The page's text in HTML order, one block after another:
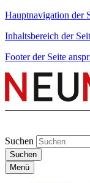
Hauptnavigation der
Inhaltsbereich der
Footer der Seite
Suchen
Suchen
Menü